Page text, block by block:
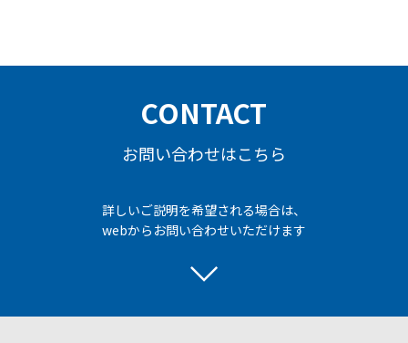
CONTACT
お問い合わせはこちら
詳しいご説明を希望される場合は、
webからお問い合わせいただけます